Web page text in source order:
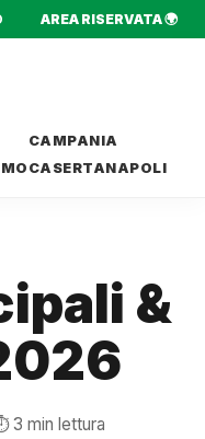
AREA RISERVATA 🌍
CAMPANIA
CASERTANAPOLI
&
3 min lettura